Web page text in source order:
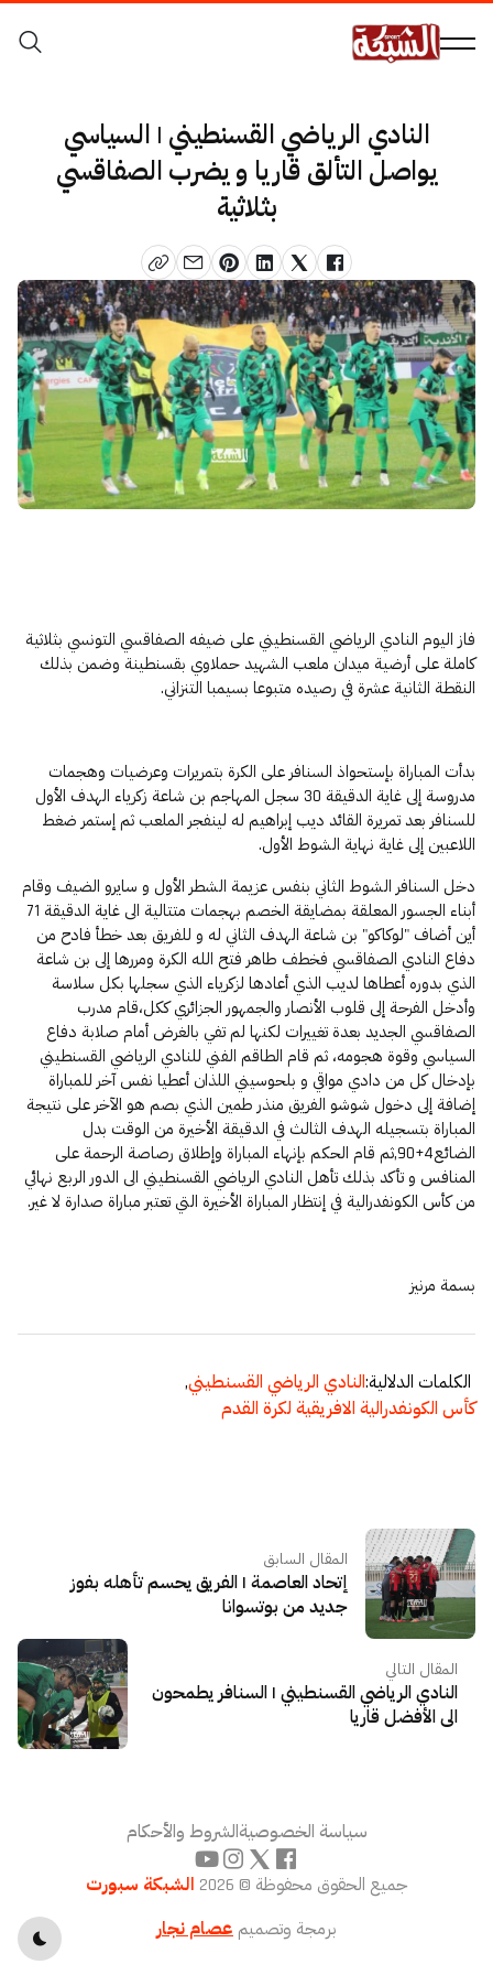
النادي الرياضي القسنطيني | السياسي
يواصل التألق قاريا و يضرب الصفاقسي
بثلاثية
فاز اليوم النادي الرياضي القسنطيني على ضيفه الصفاقسي التونسي بثلاثية
كاملة على أرضية ميدان ملعب الشهيد حملاوي بقسنطينة وضمن بذلك
النقطة الثانية عشرة في رصيده متبوعا بسيمبا التنزاني.
بدأت المباراة بإستحواذ السنافر على الكرة بتمريرات وعرضيات وهجمات
مدروسة إلى غاية الدقيقة 30 سجل المهاجم بن شاعة زكرياء الهدف الأول
للسنافر بعد تمريرة القائد ديب إبراهيم له لينفجر الملعب ثم إستمر ضغط
اللاعبين إلى غاية نهاية الشوط الأول.
دخل السنافر الشوط الثاني بنفس عزيمة الشطر الأول و سايرو الضيف وقام
أبناء الجسور المعلقة بمضايقة الخصم بهجمات متتالية الى غاية الدقيقة 71
أين أضاف "لوكاكو" بن شاعة الهدف الثاني له و للفريق بعد خطأ فادح من
دفاع النادي الصفاقسي فخطف طاهر فتح الله الكرة ومررها إلى بن شاعة
الذي بدوره أعطاها لديب الذي أعادها لزكرياء الذي سجلها بكل سلاسة
وأدخل الفرحة إلى قلوب الأنصار والجمهور الجزائري ككل،قام مدرب
الصفاقسي الجديد بعدة تغييرات لكنها لم تفي بالغرض أمام صلابة دفاع
السياسي وقوة هجومه، ثم قام الطاقم الفني للنادي الرياضي القسنطيني
بإدخال كل من دادي مواقي و بلحوسيني اللذان أعطيا نفس آخر للمباراة
إضافة إلى دخول شوشو الفريق منذر طمين الذي بصم هو الآخر على نتيجة
المباراة بتسجيله الهدف الثالث في الدقيقة الأخيرة من الوقت بدل
الضائع4+90,ثم قام الحكم بإنهاء المباراة وإطلاق رصاصة الرحمة على
المنافس و تأكد بذلك تأهل النادي الرياضي القسنطيني الى الدور الربع نهائي
من كأس الكونفدرالية في إنتظار المباراة الأخيرة التي تعتبر مباراة صدارة لا غير.
بسمة مرنيز
الكلمات الدلالية:النادي الرياضي القسنطيني,
كأس الكونفدرالية الافريقية لكرة القدم
المقال السابق
إتحاد العاصمة | الفريق يحسم تأهله بفوز
جديد من بوتسوانا
المقال التالي
النادي الرياضي القسنطيني | السنافر يطمحون
الى الأفضل قاريا
سياسة الخصوصيةالشروط والأحكام
جميع الحقوق محفوظة © 2026
الشبكة سبورت
برمجة وتصميم عصام نجار